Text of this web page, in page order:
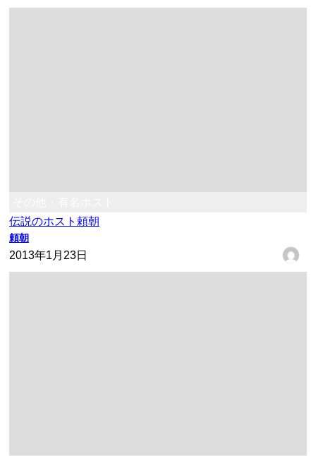
伝説のホスト 頼朝
頼朝
2013年1月23日